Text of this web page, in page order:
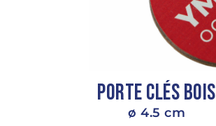
Porte Clés Bois
ø 4.5 cm